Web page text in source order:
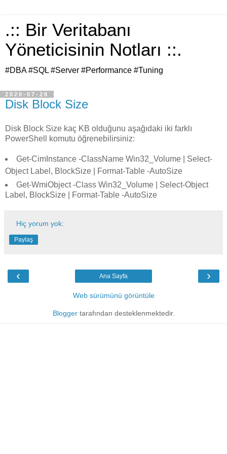
.:: Bir Veritabanı
Yöneticisinin Notları ::.
#DBA #SQL #Server #Performance #Tuning
2020-07-28
Disk Block Size
Disk Block Size kaç KB olduğunu aşağıdaki iki farklı
PowerShell komutu öğrenebilirsiniz:
Get-CimInstance -ClassName Win32_Volume | Select-
Object Label, BlockSize | Format-Table -AutoSize
Get-WmiObject -Class Win32_Volume | Select-Object
Label, BlockSize | Format-Table -AutoSize
Hiç yorum yok:
Paylaş
‹ ›
Ana Sayfa
Web sürümünü görüntüle
Bloggertarafından desteklenmektedir.